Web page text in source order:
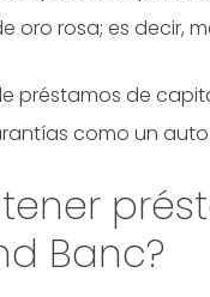
rosa; es decir,
préstamos de
como un
Banc?